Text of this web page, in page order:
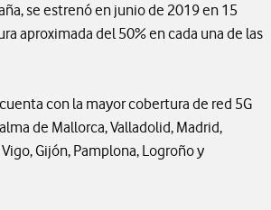
se estrenó en junio de 2019 en 15
aproximada del 50% en cada una de las
con la mayor cobertura de red 5G
de Mallorca, Valladolid, Madrid,
Gijón, Pamplona, Logroño y